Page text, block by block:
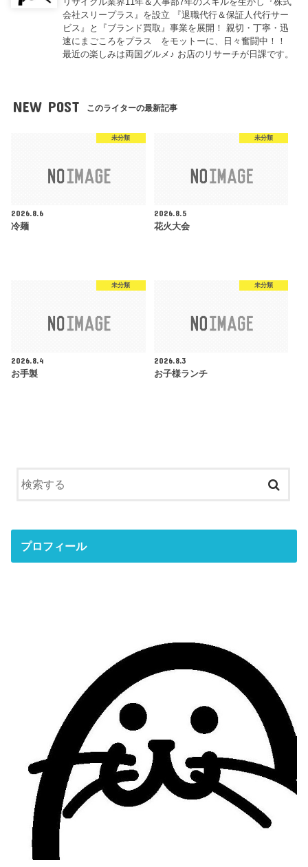
会社スリープラス』を設立 『退職代行＆保証人代行サー
ビス』と『ブランド買取』事業を展開！ 親切・丁寧・迅
速にまごころをプラス をモットーに、日々奮闘中！！
最近の楽しみは両国グルメ♪ お店のリサーチが日課です。
NEW POST このライターの最新記事
未分類
2026.8.6
冷麺
未分類
2026.8.5
花火大会
未分類
2026.8.4
お手製
未分類
2026.8.3
お子様ランチ
プロフィール